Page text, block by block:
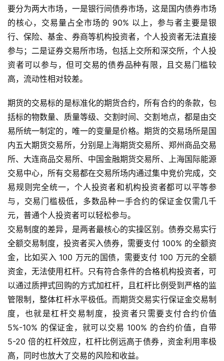
要分为两大市场，一是银行间债券市场，这是国内债券市场
的核心，交易量占全市场的 90% 以上，参与者主要是银
行、保险、基金、券商等机构投资者，个人投资者无法直接
参与；二是证券交易所市场，包括上交所和深交所，个人投
资者可以参与，但可交易的债券品种有限，且交易门槛较
高，流动性相对较差。
期货的交易标的是标准化的期货合约，所有合约的条款，包
括标的物数量、质量等级、交割时间、交割地点，都是由交
易所统一制定的，唯一的变量是价格。期货的交易场所是国
内五大期货交易所，分别是上海期货交易所、郑州商品交易
所、大连商品交易所、中国金融期货交易所、上海国际能源
交易中心，所有交易都在交易所场内通过集中竞价完成，交
易规则完全统一，个人投资者和机构投资者都可以平等参
与，交易门槛极低，多数品种一手合约的保证金仅需几千
元，普通个人投资者可以轻松参与。
交易制度的差异，是两者最核心的实操区别。债券交易实行
全额交易制度，投资者买入债券，需要支付 100% 的全额资
金，比如买入 100 万元的国债，需要支付 100 万元的全额
资金，无法使用杠杆。只有符合条件的合格机构投资者，可
以通过质押式回购的方式加杠杆，且杠杆比例受到严格的监
管限制，整体杠杆水平极低。而期货交易实行保证金交易制
度，也就是杠杆交易制度，投资者只需要支付合约价值
5%-10% 的保证金，就可以交易 100% 的合约价值，自带
5-20 倍的杠杆效应，杠杆比例远高于债券，资金利用率极
高，同时也放大了交易的风险和收益。